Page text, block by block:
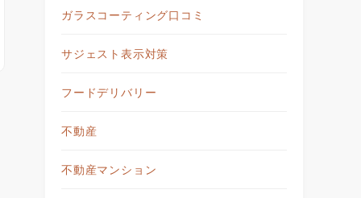
ガラスコーティング口コミ
サジェスト表示対策
フードデリバリー
不動産
不動産マンション